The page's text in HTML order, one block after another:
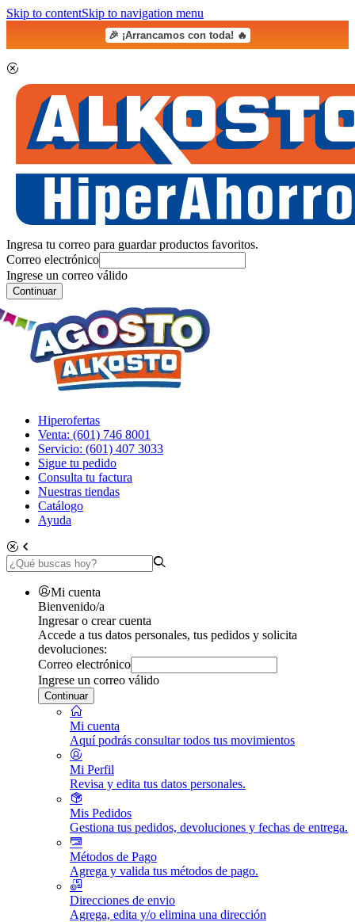
Skip to contentSkip to navigation menu
🎉 ¡Arrancamos con toda! 🔥
Ingresa tu correo para guardar productos favoritos.
Correo electrónico
Ingrese un correo válido
Continuar
Hiperofertas
Venta: (601) 746 8001
Servicio: (601) 407 3033
Sigue tu pedido
Consulta tu factura
Nuestras tiendas
Catálogo
Ayuda
Mi cuenta
Bienvenido/a
Ingresar o crear cuenta
Accede a tus datos personales, tus pedidos y solicita
devoluciones:
Correo electrónico
Ingrese un correo válido
Continuar
Mi cuenta
Aquí podrás consultar todos tus movimientos
Mi Perfil
Revisa y edita tus datos personales.
Mis Pedidos
Gestiona tus pedidos, devoluciones y fechas de entrega.
Métodos de Pago
Agrega y valida tus métodos de pago.
Direcciones de envio
Agrega, edita y/o elimina una dirección